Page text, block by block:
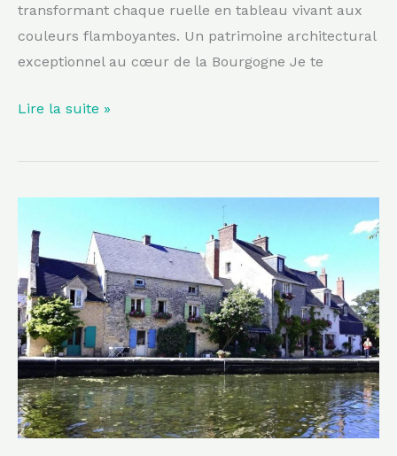
transformant chaque ruelle en tableau vivant aux
couleurs flamboyantes. Un patrimoine architectural
exceptionnel au cœur de la Bourgogne Je te
Lire la suite »
2h
de
Rennes,
ce
village
breton
au
bord
de